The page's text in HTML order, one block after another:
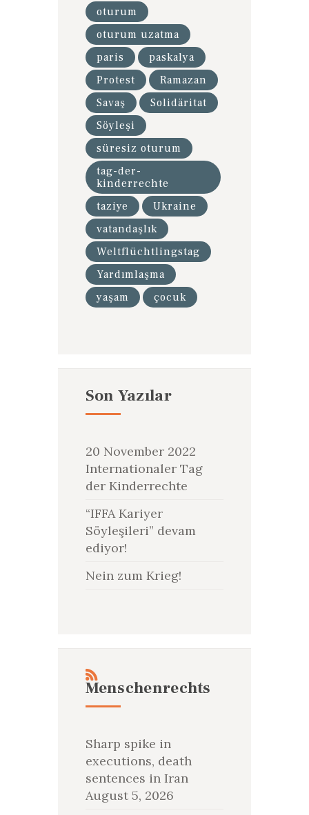
oturum
oturum uzatma
paris
paskalya
Protest
Ramazan
Savaş
Solidäritat
Söyleşi
süresiz oturum
tag-der-
kinderrechte
taziye
Ukraine
vatandaşlık
Weltflüchtlingstag
Yardımlaşma
yaşam
çocuk
Son Yazılar
20 November 2022
Internationaler Tag
der Kinderrechte
“IFFA Kariyer
Söyleşileri” devam
ediyor!
Nein zum Krieg!
Menschenrechts
Sharp spike in
executions, death
sentences in Iran
August 5, 2026